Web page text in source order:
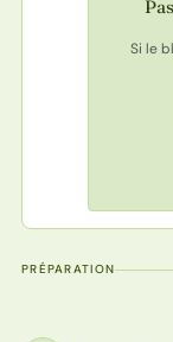
Si le
PRÉPARATION